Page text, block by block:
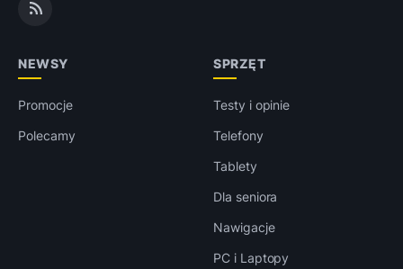
NEWSY
Promocje
Polecamy
SPRZĘT
Testy i opinie
Telefony
Tablety
Dla seniora
Nawigacje
PC i Laptopy